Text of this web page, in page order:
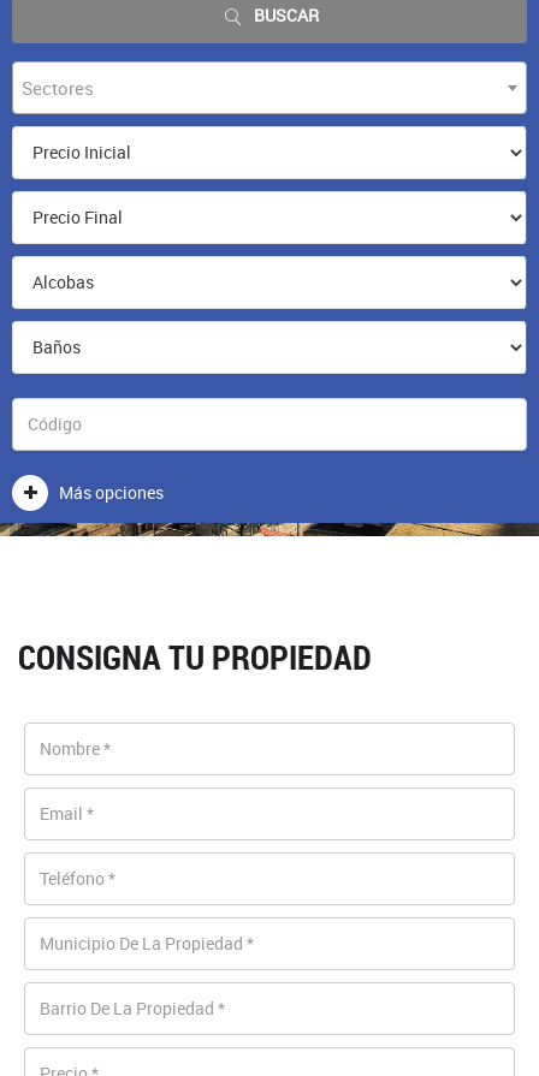
BUSCAR
Sectores
Más opciones
CONSIGNA TU PROPIEDAD